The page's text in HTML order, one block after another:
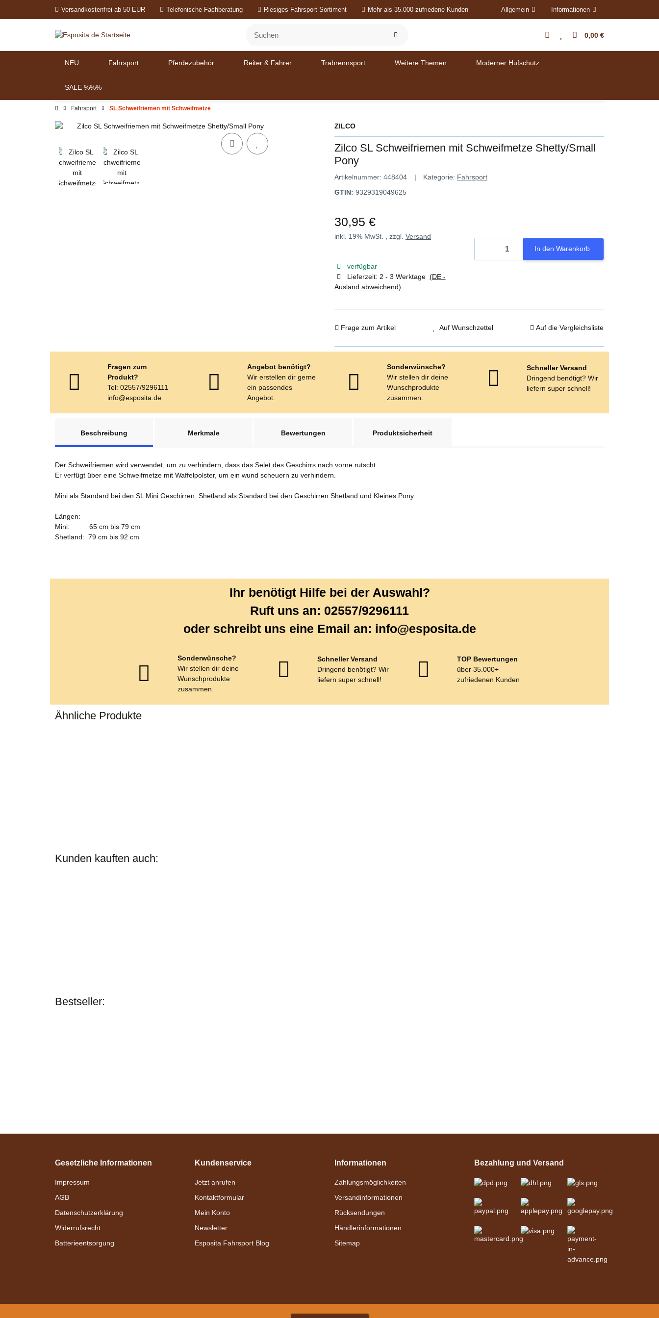
Versandkostenfrei ab 50 EUR Telefonische Fachberatung Riesiges Fahrsport Sortiment Mehr als 35.000 zufriedene Kunden Allgemein Informationen
0,00 €
NEU Fahrsport Pferdezubehör Reiter & Fahrer Trabrennsport Weitere Themen Moderner Hufschutz
SALE %%%
Fahrsport SL Schweifriemen mit Schweifmetze
ZILCO
Zilco SL Schweifriemen mit Schweifmetze Shetty/Small
Pony
Artikelnummer: 448404 Kategorie: Fahrsport
GTIN: 9329319049625
30,95 €
inkl. 19% MwSt. , zzgl. Versand
verfügbar
Lieferzeit: 2 - 3 Werktage (DE -
Ausland abweichend)
In den Warenkorb
Frage zum Artikel Auf Wunschzettel Auf die Vergleichsliste
Fragen zum
Produkt?
Tel: 02557/9296111
info@esposita.de
Angebot benötigt?
Wir erstellen dir gerne
ein passendes
Angebot.
Sonderwünsche?
Wir stellen dir deine
Wunschprodukte
zusammen.
Schneller Versand
Dringend benötigt? Wir
liefern super schnell!
Beschreibung
Merkmale Bewertungen Produktsicherheit
Der Schweifriemen wird verwendet, um zu verhindern, dass das Selet des Geschirrs nach vorne rutscht.
Er verfügt über eine Schweifmetze mit Waffelpolster, um ein wund scheuern zu verhindern.
Mini als Standard bei den SL Mini Geschirren. Shetland als Standard bei den Geschirren Shetland und Kleines Pony.
Längen:
Mini: 65 cm bis 79 cm
Shetland: 79 cm bis 92 cm
Ihr benötigt Hilfe bei der Auswahl?
Ruft uns an: 02557/9296111
oder schreibt uns eine Email an: info@esposita.de
Sonderwünsche?
Wir stellen dir deine
Wunschprodukte
zusammen.
Schneller Versand
Dringend benötigt? Wir
liefern super schnell!
TOP Bewertungen
über 35.000+
zufriedenen Kunden
Ähnliche Produkte
142,95 € -169,95 €*
Set
Kunden kauften auch:
Zilco
Zilco SL Plus
kleiner Bauchgurt
Pony
verfügbar
Bestseller:
Schwarz
329,00 €*
Bestseller
Gesetzliche Informationen
Impressum
AGB
Datenschutzerklärung
Widerrufsrecht
Batterieentsorgung
Kundenservice
Jetzt anrufen
Kontaktformular
Mein Konto
Newsletter
Esposita Fahrsport Blog
Informationen
Zahlungsmöglichkeiten
Versandinformationen
Rücksendungen
Händlerinformationen
Sitemap
Bezahlung und Versand